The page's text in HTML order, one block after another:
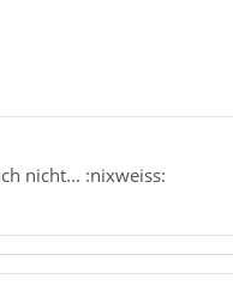
nicht... :nixweiss: